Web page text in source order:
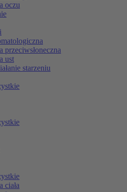
oczu
przeciwsłoneczna
ust
starzeniu
ciała